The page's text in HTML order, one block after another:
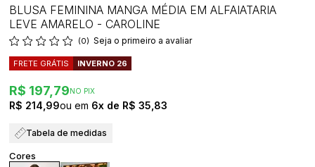
BLUSA FEMININA MANGA MÉDIA EM ALFAIATARIA
LEVE AMARELO - CAROLINE
(0) Seja o primeiro a avaliar
FRETE GRÁTIS INVERNO 26
R$ 197,79NO PIX
R$ 214,99 6x R$ 35,83
Tabela de medidas